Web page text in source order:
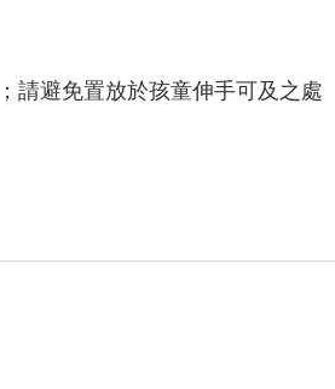
請避免置放於孩童伸手可及之處